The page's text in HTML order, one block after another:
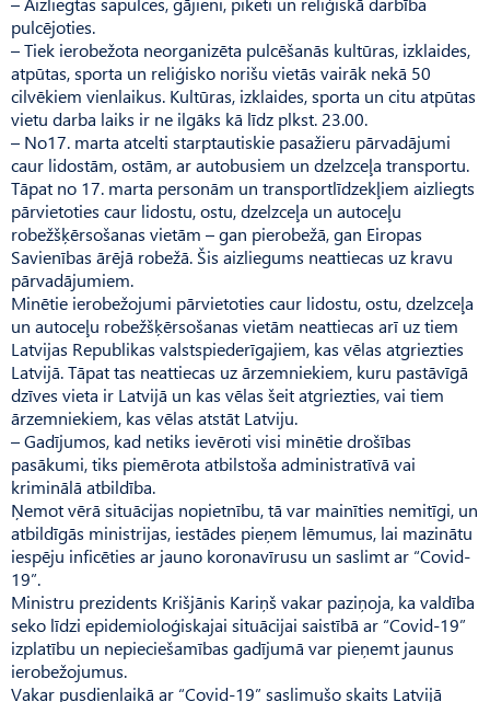
pulcējoties.
– Tiek ierobežota neorganizēta pulcēšanās kultūras, izklaides,
atpūtas, sporta un reliģisko norišu vietās vairāk nekā 50
cilvēkiem vienlaikus. Kultūras, izklaides, sporta un citu atpūtas
vietu darba laiks ir ne ilgāks kā līdz plkst. 23.00.
– No17. marta atcelti starptautiskie pasažieru pārvadājumi
caur lidostām, ostām, ar autobusiem un dzelzceļa transportu.
Tāpat no 17. marta personām un transportlīdzekļiem aizliegts
pārvietoties caur lidostu, ostu, dzelz­ceļa un autoceļu
robežšķērsošanas vietām – gan pierobežā, gan Eiropas
Savienības ārējā robežā. Šis aizliegums neattiecas uz kravu
pārvadājumiem.
Minētie ierobežojumi pārvietoties caur lidostu, ostu, dzelz­ceļa
un autoceļu robežšķērsošanas vietām neattiecas arī uz tiem
Latvijas Republikas valstspiederīgajiem, kas vēlas atgriezties
Latvijā. Tāpat tas neattiecas uz ārzemniekiem, kuru pastāvīgā
dzīves vieta ir Latvijā un kas vēlas šeit atgriezties, vai tiem
ārzemniekiem, kas vēlas atstāt Latviju.
– Gadījumos, kad netiks ievēroti visi minētie drošības
pasākumi, tiks piemērota atbilstoša administratīvā vai
kriminālā atbildība.
Ņemot vērā situācijas nopietnību, tā var mainīties nemitīgi, un
atbildīgās ministrijas, iestādes pieņem lēmumus, lai mazinātu
iespēju inficēties ar jauno koronavīrusu un saslimt ar “Covid-
19”.
Ministru prezidents Krišjānis Kariņš vakar paziņoja, ka valdība
seko līdzi epidemioloģiskajai situācijai saistībā ar “Covid-19”
izplatību un nepieciešamības gadījumā var pieņemt jaunus
ierobežojumus.
Vakar pusdienlaikā ar “Covid-19” saslimušo skaits Latvijā